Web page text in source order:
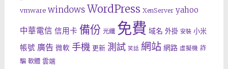
vmware windows WordPress XenServer yahoo
中華電信 信用卡 備份 光纖 免費 域名 外掛 安裝 小米
帳號 廣告 微軟 手機 更新 測試 笑話 網站 網路 虛擬機 詐
騙 軟體 雲端